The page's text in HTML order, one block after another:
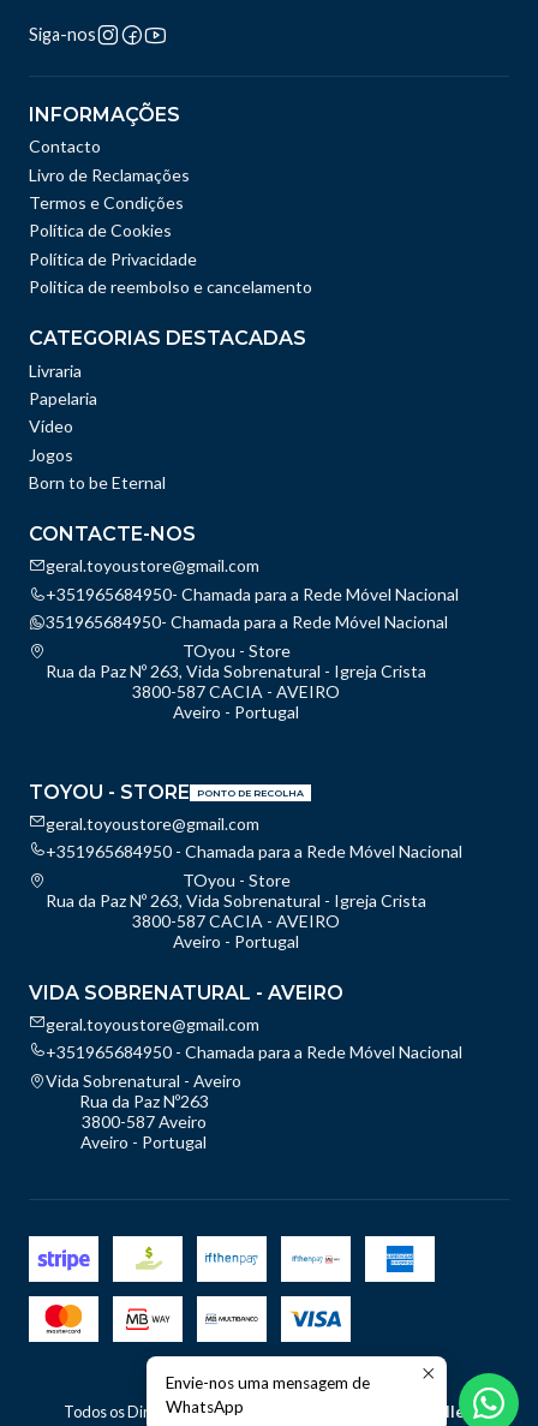
Siga-nos
INFORMAÇÕES
Contacto
Livro de Reclamações
Termos e Condições
Política de Cookies
Política de Privacidade
Politica de reembolso e cancelamento
CATEGORIAS DESTACADAS
Livraria
Papelaria
Vídeo
Jogos
Born to be Eternal
CONTACTE-NOS
geral.toyoustore@gmail.com
+351965684950- Chamada para a Rede Móvel Nacional
351965684950- Chamada para a Rede Móvel Nacional
TOyou - Store
Rua da Paz Nº 263, Vida Sobrenatural - Igreja Crista
3800-587 CACIA - AVEIRO
Aveiro - Portugal
TOYOU - STORE PONTO DE RECOLHA
geral.toyoustore@gmail.com
+351965684950 - Chamada para a Rede Móvel Nacional
TOyou - Store
Rua da Paz Nº 263, Vida Sobrenatural - Igreja Crista
3800-587 CACIA - AVEIRO
Aveiro - Portugal
VIDA SOBRENATURAL - AVEIRO
geral.toyoustore@gmail.com
+351965684950 - Chamada para a Rede Móvel Nacional
Vida Sobrenatural - Aveiro
Rua da Paz Nº263
3800-587 Aveiro
Aveiro - Portugal
2026 TOyou - Store.
Todos os Direitos Reservados.
Com tecnologia Jumpseller .
Envie-nos uma mensagem de
WhatsApp